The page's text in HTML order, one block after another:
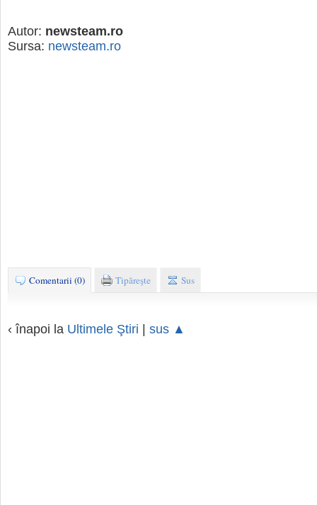
Autor: newsteam.ro
Sursa: newsteam.ro
Comentarii (0) Tipăreşte Sus
‹ înapoi la Ultimele Ştiri | sus ▲